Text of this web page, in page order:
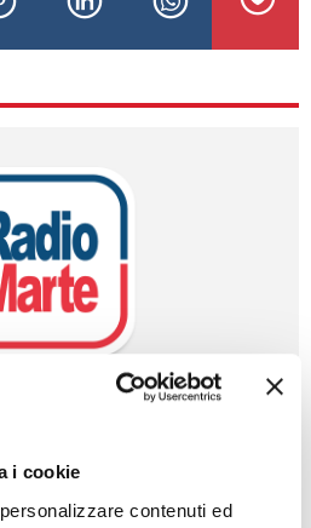
i cookie
contenuti ed
DI VIA ARTIACO